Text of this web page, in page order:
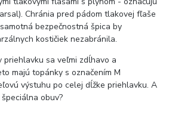
Chránia pred pádom tlakovej fľaše
bezpečnostná špica by
kostičiek nezabránila.
priehlavku sa veľmi zdĺhavo a
majú topánky s označením M
výstuhu po celej dĺžke priehlavku. A
obuv?